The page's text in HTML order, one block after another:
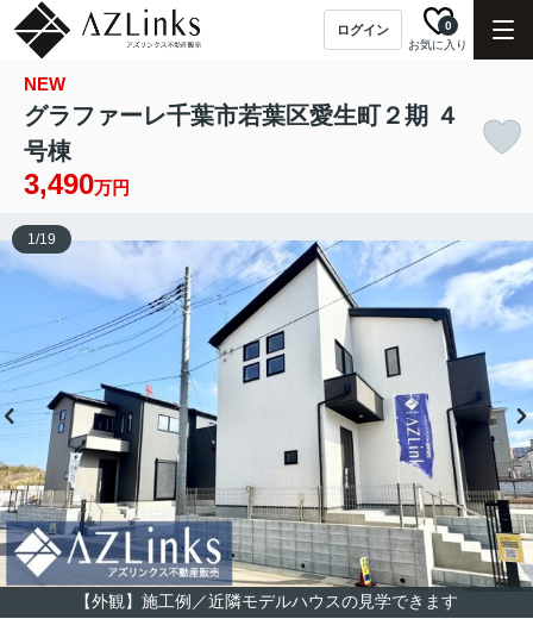
ログイン
お気に入り
0
NEW
グラファーレ千葉市若葉区愛生町２期 ４
号棟
3,490万円
【外観】施工例／近隣モデルハウスの見学できます
1/19